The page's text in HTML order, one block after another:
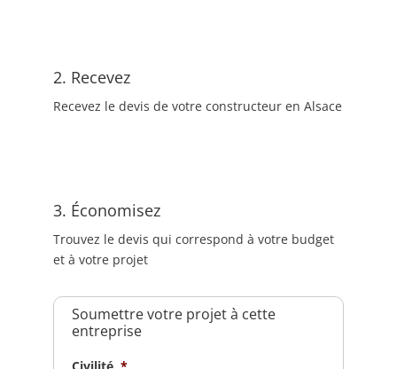
2. Recevez
Recevez le devis de votre constructeur en Alsace
3. Économisez
Trouvez le devis qui correspond à votre budget
et à votre projet
Soumettre votre projet à cette
entreprise